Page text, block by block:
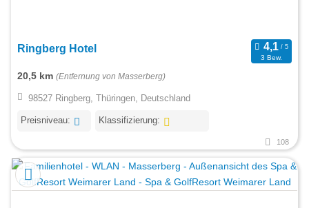
Ringberg Hotel
3 Bew.
20,5 km (Entfernung von Masserberg)
98527 Ringberg, Thüringen, Deutschland
Preisniveau: Klassifizierung:
108